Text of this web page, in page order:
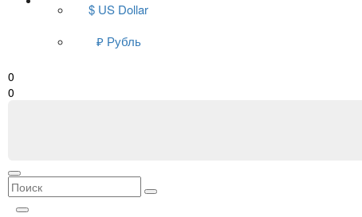
$ US Dollar
₽ Рубль
0
0